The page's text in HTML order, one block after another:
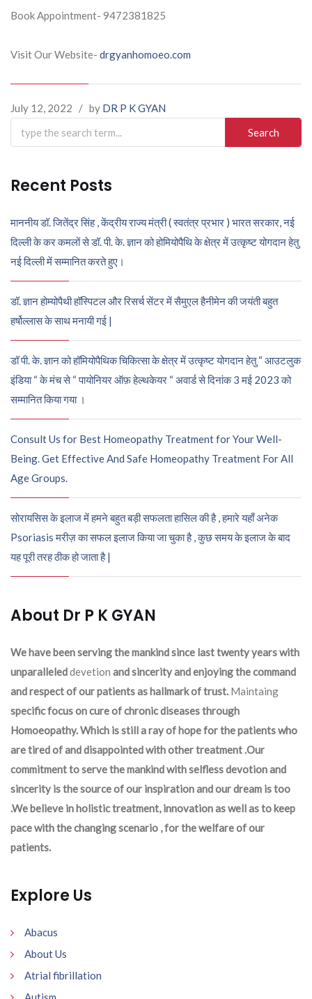
Book Appointment- 9472381825
Visit Our Website- drgyanhomoeo.com
July 12, 2022 / by DR P K GYAN
Search
for:
Recent Posts
माननीय डॉ. जितेंद्र सिंह , केंद्रीय राज्य मंत्री ( स्वतंत्र प्रभार ) भारत सरकार, नई
दिल्ली के कर कमलों से डॉ. पी. के. ज्ञान को होमियोपैथि के क्षेत्र में उत्कृष्ट योगदान हेतु
नई दिल्ली में सम्मानित करते हुए।
डॉ. ज्ञान होम्योपैथी हॉस्पिटल और रिसर्च सेंटर में सैमुएल हैनीमेन की जयंती बहुत
हर्षोल्लास के साथ मनायी गई |
डॉ पी. के. ज्ञान को हॉमियोपैथिक चिकित्सा के क्षेत्र में उत्कृष्ट योगदान हेतु “ आउटलुक
इंडिया “ के मंच से “ पायोनियर ऑफ़ हेल्थकेयर “ अवार्ड से दिनांक 3 मई 2023 को
सम्मानित किया गया ।
Consult Us for Best Homeopathy Treatment for Your Well-
Being. Get Effective And Safe Homeopathy Treatment For All
Age Groups.
सोरायसिस के इलाज में हमने बहुत बड़ी सफलता हासिल की है , हमारे यहाँ अनेक
Psoriasis मरीज़ का सफल इलाज किया जा चुका है , कुछ समय के इलाज के बाद
यह पूरी तरह ठीक हो जाता है |
About Dr P K GYAN
We have been serving the mankind since last twenty years with
unparalleleddevetion and sincerity and enjoying the command
and respect of our patients as hallmark of trust. Maintaing
specific focus on cure of chronic diseases through
Homoeopathy. Which is still a ray of hope for the patients who
are tired of and disappointed with other treatment .Our
commitment to serve the mankind with selfless devotion and
sincerity is the source of our inspiration and our dream is too
.We believe in holistic treatment, innovation as well as to keep
pace with the changing scenario , for the welfare of our
patients.
Explore Us
Abacus
About Us
Atrial fibrillation